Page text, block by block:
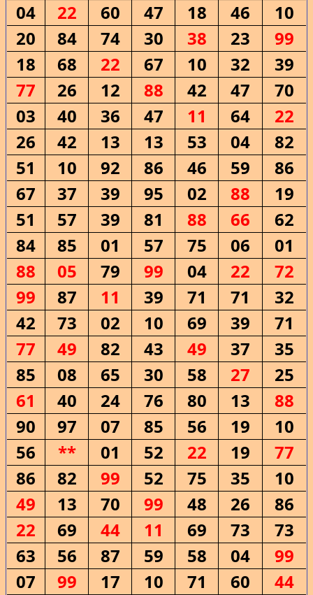
04
22 60 47 18 46
10
20
84 74 30 38 23
99
18
68 22 67 10 32
39
77
26 12 88 42 47
70
03
40 36 47 11 64
22
26
42 13 13 53 04
82
51
10 92 86 46 59
86
67
37 39 95 02 88
19
51
57 39 81 88 66
62
84
85 01 57 75 06
01
88
05 79 99 04 22
72
99
87 11 39 71 71
32
42
73 02 10 69 39
71
77
49 82 43 49 37
35
85
08 65 30 58 27
25
61
40 24 76 80 13
88
90
97 07 85 56 19
10
56
** 01 52 22 19
77
86
82 99 52 75 35
10
49
13 70 99 48 26
86
22
69 44 11 69 73
73
63
56 87 59 58 04
99
07
99 17 10 71 60
44